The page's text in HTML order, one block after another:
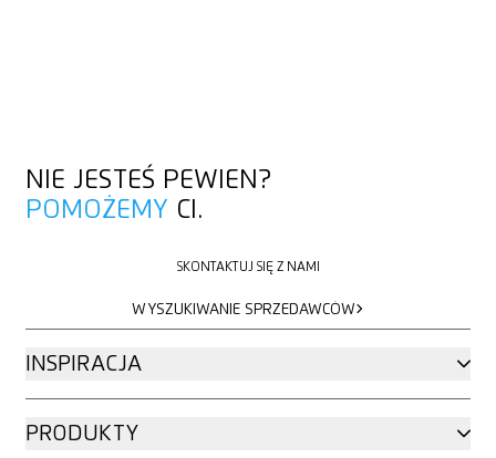
NIE JESTEŚ PEWIEN?
POMOŻEMY CI.
SKONTAKTUJ SIĘ Z NAMI
WYSZUKIWANIE SPRZEDAWCÓW
INSPIRACJA
PRODUKTY